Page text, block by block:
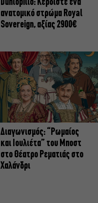
Dunlopillo: Κερδίστε ένα
ανατομικό στρώμα Royal
Sovereign, αξίας 2900€
Διαγωνισμός: “Ρωμαίος
και Ιουλιέτα” του Μποστ
στο Θέατρο Ρεματιάς στο
Χαλάνδρι